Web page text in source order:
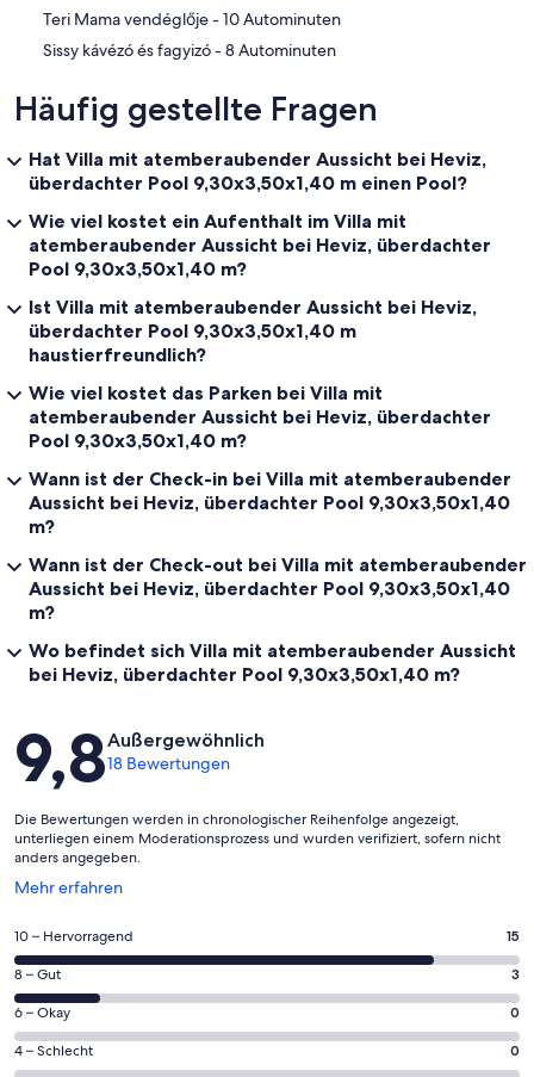
‪Teri Mama vendéglője - ‬10 Autominuten
‪Sissy kávézó és fagyizó - ‬8 Autominuten
Häufig gestellte Fragen
Hat Villa mit atemberaubender Aussicht bei Heviz,
überdachter Pool 9,30x3,50x1,40 m einen Pool?
Wie viel kostet ein Aufenthalt im Villa mit
atemberaubender Aussicht bei Heviz, überdachter
Pool 9,30x3,50x1,40 m?
Ist Villa mit atemberaubender Aussicht bei Heviz,
überdachter Pool 9,30x3,50x1,40 m
haustierfreundlich?
Wie viel kostet das Parken bei Villa mit
atemberaubender Aussicht bei Heviz, überdachter
Pool 9,30x3,50x1,40 m?
Wann ist der Check-in bei Villa mit atemberaubender
Aussicht bei Heviz, überdachter Pool 9,30x3,50x1,40
m?
Wann ist der Check-out bei Villa mit atemberaubender
Aussicht bei Heviz, überdachter Pool 9,30x3,50x1,40
m?
Wo befindet sich Villa mit atemberaubender Aussicht
bei Heviz, überdachter Pool 9,30x3,50x1,40 m?
Bewertungen
9,8Außergewöhnlich
18 Bewertungen
Die Bewertungen werden in chronologischer Reihenfolge angezeigt,
unterliegen einem Moderationsprozess und wurden verifiziert, sofern nicht
anders angegeben.
Mehr erfahren
Wird
einem
neuen
Fenster
geöffnet
15
von
insgesamt
18
Gästebewertungen
haben
10 – Hervorragend 15
3
von
insgesamt
18
8 – Gut 3
0
von
insgesamt
6 – Okay 0
0
4 – Schlecht 0